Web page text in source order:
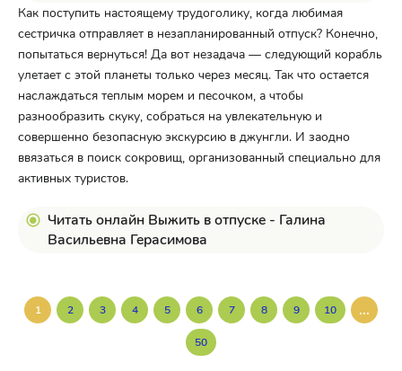
Как поступить настоящему трудоголику, когда любимая
сестричка отправляет в незапланированный отпуск? Конечно,
попытаться вернуться! Да вот незадача — следующий корабль
улетает с этой планеты только через месяц. Так что остается
наслаждаться теплым морем и песочком, а чтобы
разнообразить скуку, собраться на увлекательную и
совершенно безопасную экскурсию в джунгли. И заодно
ввязаться в поиск сокровищ, организованный специально для
активных туристов.
Читать онлайн Выжить в отпуске - Галина
Васильевна Герасимова
1 2 3 4 5 6 7 8 9 10 ...
50